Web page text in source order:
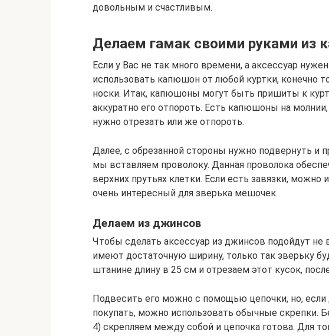
довольным и счастливым.
Делаем гамак своими руками из
Если у Вас не так много времени, а аксессуар
использовать капюшон от любой куртки, конечно
носки. Итак, капюшоны могут быть пришиты к
аккуратно его отпороть. Есть капюшоны на
нужно отрезать или же отпороть.
Далее, с обрезанной стороны нужно подвернуть и
мы вставляем проволоку. Данная проволока
верхних прутьях клетки. Если есть завязки, можно
очень интересный для зверька мешочек.
Делаем из джинсов
Чтобы сделать аксессуар из джинсов подойдут
имеют достаточную ширину, только так зверьку
штанине длину в 25 см и отрезаем этот кусок,
Подвесить его можно с помощью цепочки, но,
покупать, можно использовать обычные скрепки.
4) скрепляем между собой и цепочка готова. Для